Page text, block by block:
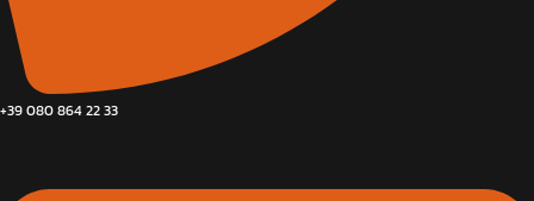
+39 080 864 22 33